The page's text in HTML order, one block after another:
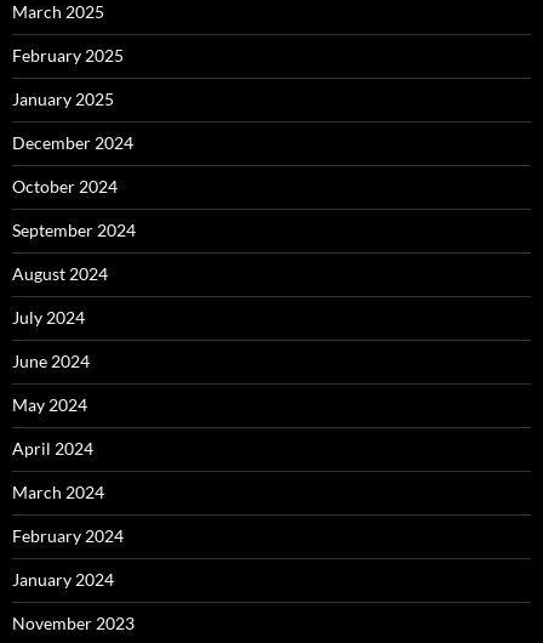
March 2025
February 2025
January 2025
December 2024
October 2024
September 2024
August 2024
July 2024
June 2024
May 2024
April 2024
March 2024
February 2024
January 2024
November 2023